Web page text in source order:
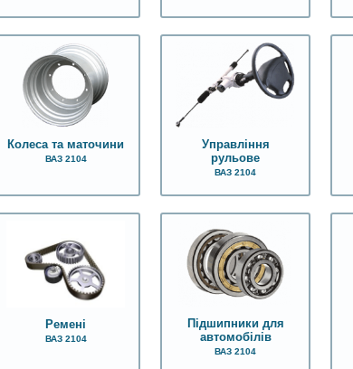
Колеса та маточини
ВАЗ 2104
Управління
рульове
ВАЗ 2104
Ремені
ВАЗ 2104
Підшипники для
автомобілів
ВАЗ 2104